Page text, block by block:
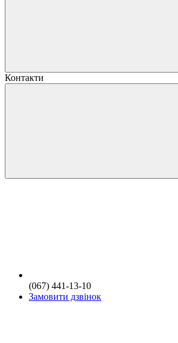
Контакти
(067) 441-13-10
Замовити дзвінок